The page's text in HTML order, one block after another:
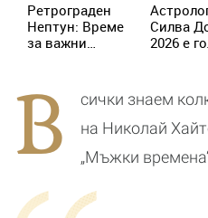
Ретрограден
Нептун: Време
за важни
Силва
2026 е
новата
В
сички знаем
на Николай
„Мъжки